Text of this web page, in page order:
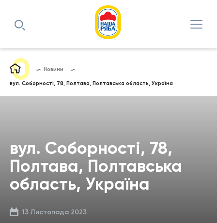
Новини
вул. Соборності, 78, Полтава, Полтавська область, Україна
вул. Соборності, 78,
Полтава, Полтавська
область, Україна
13 Листопада 2023